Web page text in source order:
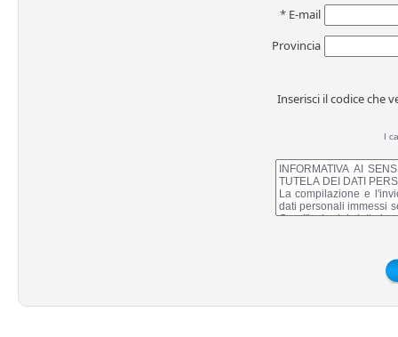
* E-mail
Provincia
Inserisci il codice che
I